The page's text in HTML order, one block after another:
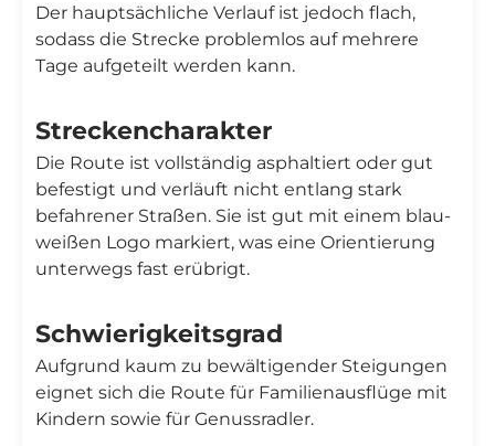
Der hauptsächliche Verlauf ist jedoch flach,
sodass die Strecke problemlos auf mehrere
Tage aufgeteilt werden kann.
Streckencharakter
Die Route ist vollständig asphaltiert oder gut
befestigt und verläuft nicht entlang stark
befahrener Straßen. Sie ist gut mit einem blau-
weißen Logo markiert, was eine Orientierung
unterwegs fast erübrigt.
Schwierigkeitsgrad
Aufgrund kaum zu bewältigender Steigungen
eignet sich die Route für Familienausflüge mit
Kindern sowie für Genussradler.